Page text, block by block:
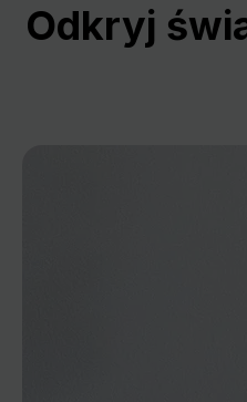
Odkryj